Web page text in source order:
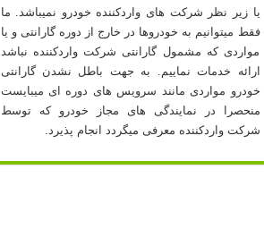
یا زیر نظر شرکت های واردکننده خودرو نمیباشد. ما
فقط میتوانیم به خودروها در خارج از دوره گارانتی و یا
مواردی که مشمول گارانتی شرکت واردکننده نباشد
ارائه خدمات نماییم. به جهت باطل نشدن گارانتی
خودرو مواردی مانند سرویس های دوره ای میبایست
منحصرا در نمایندگی های مجاز خودرو که توسط
شرکت واردکننده معرفی میگردد انجام پذیرد.